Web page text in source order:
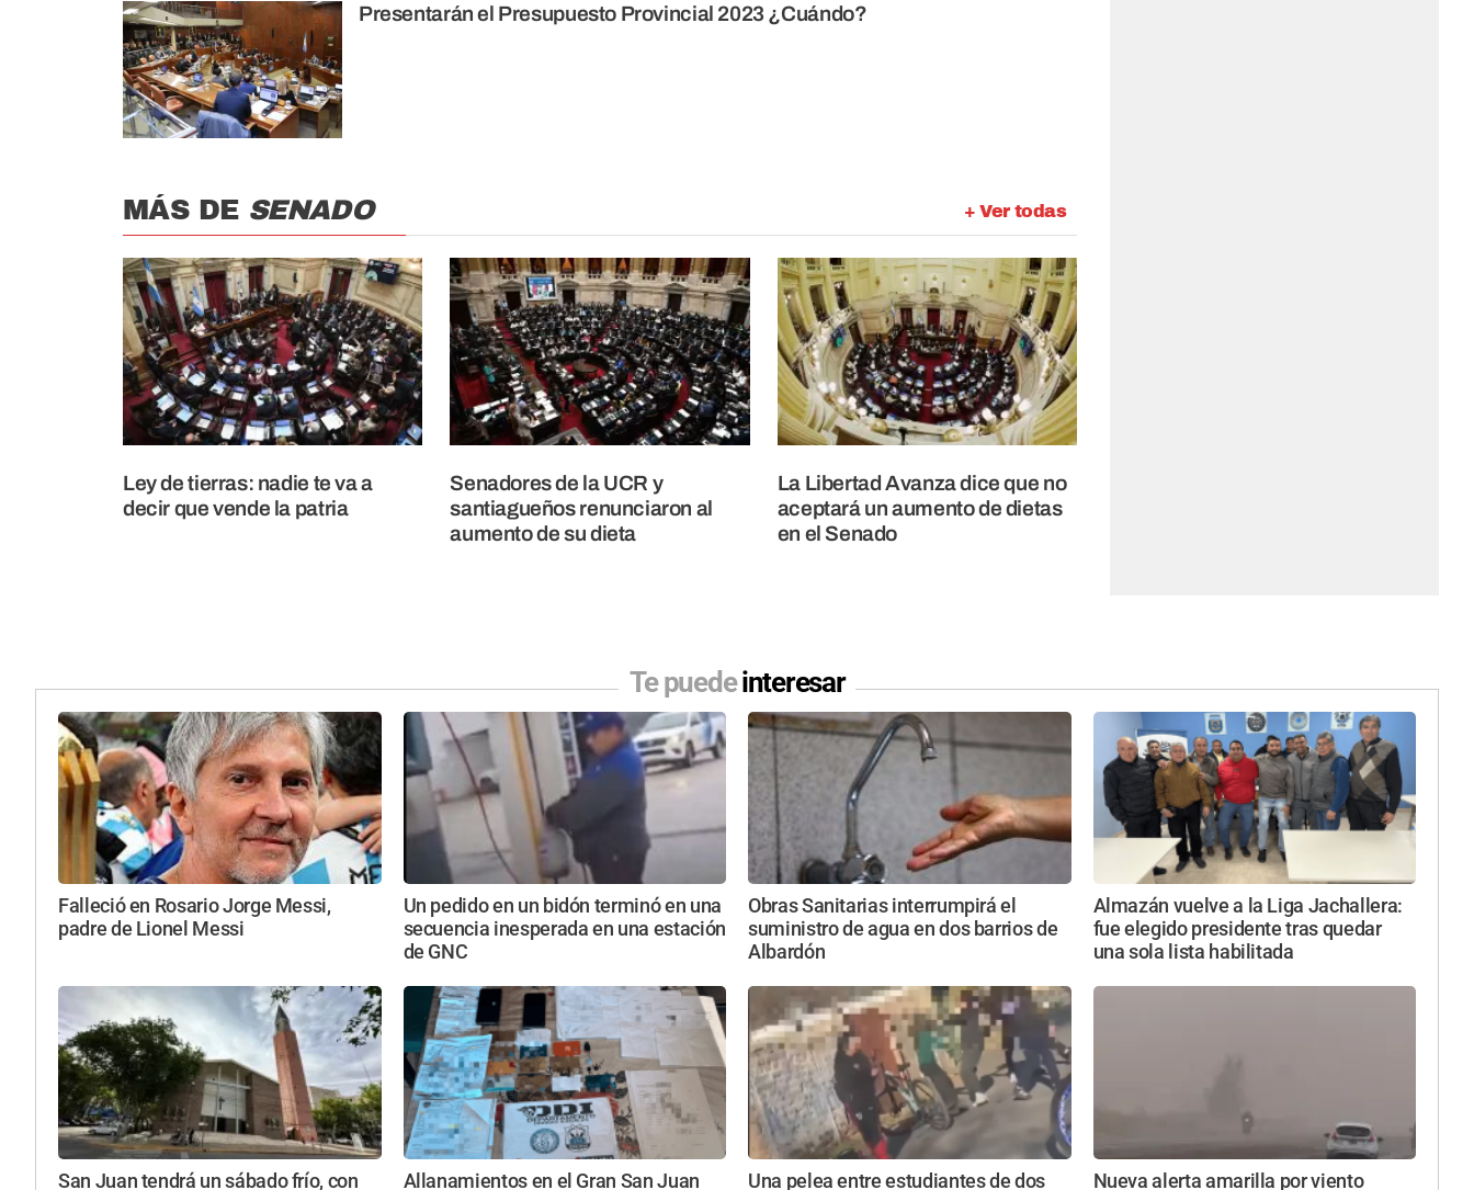
Presentarán el Presupuesto Provincial 2023 ¿Cuándo?
+ Ver todas
MÁS DE SENADO
Ley de tierras: nadie te va a
decir que vende la patria
Senadores de la UCR y
santiagueños renunciaron al
aumento de su dieta
La Libertad Avanza dice que no
aceptará un aumento de dietas
en el Senado
Te puedeinteresar
Falleció en Rosario Jorge Messi,
padre de Lionel Messi
Un pedido en un bidón terminó en una
secuencia inesperada en una estación
de GNC
Obras Sanitarias interrumpirá el
suministro de agua en dos barrios de
Albardón
Almazán vuelve a la Liga Jachallera:
fue elegido presidente tras quedar
una sola lista habilitada
San Juan tendrá un sábado frío, con Allanamientos en el Gran San Juan Una pelea entre estudiantes de dos Nueva alerta amarilla por viento